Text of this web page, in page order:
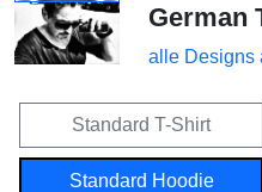
German
alle Designs
Standard T-Shirt
Standard Hoodie